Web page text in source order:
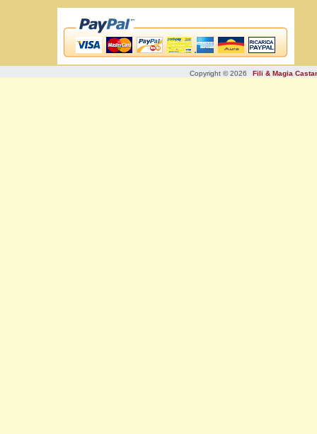
Copyright © 2026 Fili & Magia